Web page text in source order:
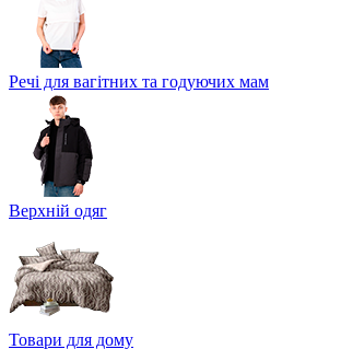
Речі для вагітних та годуючих мам
Верхній одяг
Товари для дому